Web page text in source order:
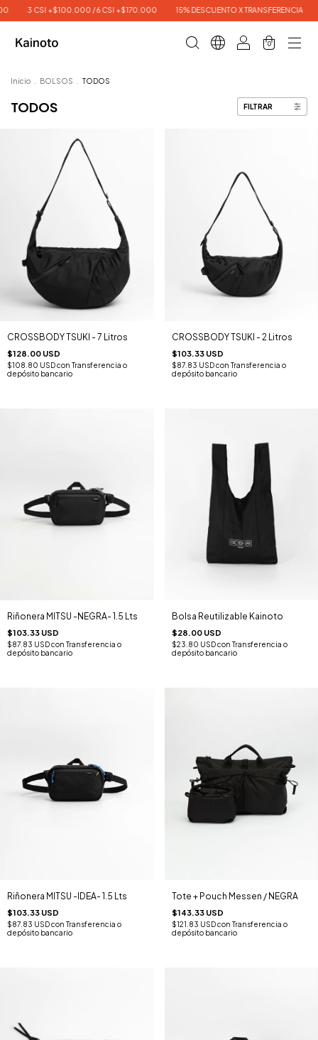
3 CSI +$100.000 / 6 CSI +$170.000 15% DESCUENTO X TRANSFERENCIA
0
Inicio BOLSOS TODOS
TODOS FILTRAR
CROSSBODY TSUKI - 7 Litros
$128.00 USD
$108.80 USDcon Transferencia o
depósito bancario
CROSSBODY TSUKI - 2 Litros
$103.33 USD
$87.83 USDcon Transferencia o
depósito bancario
Riñonera MITSU -NEGRA- 1.5 Lts
$103.33 USD
$87.83 USDcon Transferencia o
depósito bancario
Bolsa Reutilizable Kainoto
$28.00 USD
$23.80 USDcon Transferencia o
depósito bancario
Riñonera MITSU -IDEA- 1.5 Lts
$103.33 USD
$87.83 USDcon Transferencia o
depósito bancario
Tote + Pouch Messen / NEGRA
$143.33 USD
$121.83 USDcon Transferencia o
depósito bancario